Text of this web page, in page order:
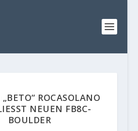
ROCASOLANO
NEUEN FB8C-B
OULDER